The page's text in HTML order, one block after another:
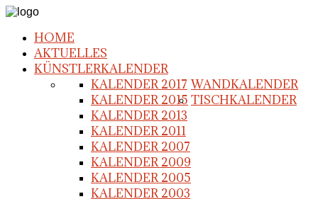
HOME
AKTUELLES
KÜNSTLERKALENDER
WANDKALENDER
KALENDER 2017
KALENDER 2015
KALENDER 2013
KALENDER 2011
KALENDER 2007
KALENDER 2009
KALENDER 2005
KALENDER 2003
TISCHKALENDER